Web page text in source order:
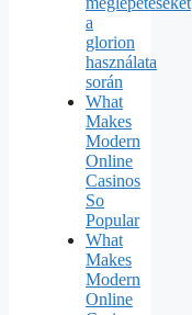
a
glorion
használata
során
What
Makes
Modern
Online
Casinos
So
Popular
What
Makes
Modern
Online